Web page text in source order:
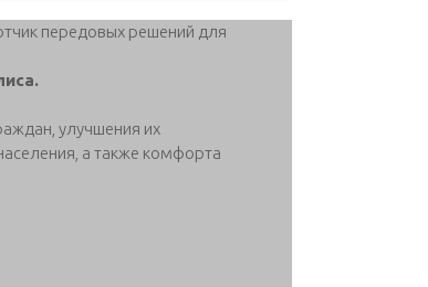
передовых решений для
улучшения их
а также комфорта